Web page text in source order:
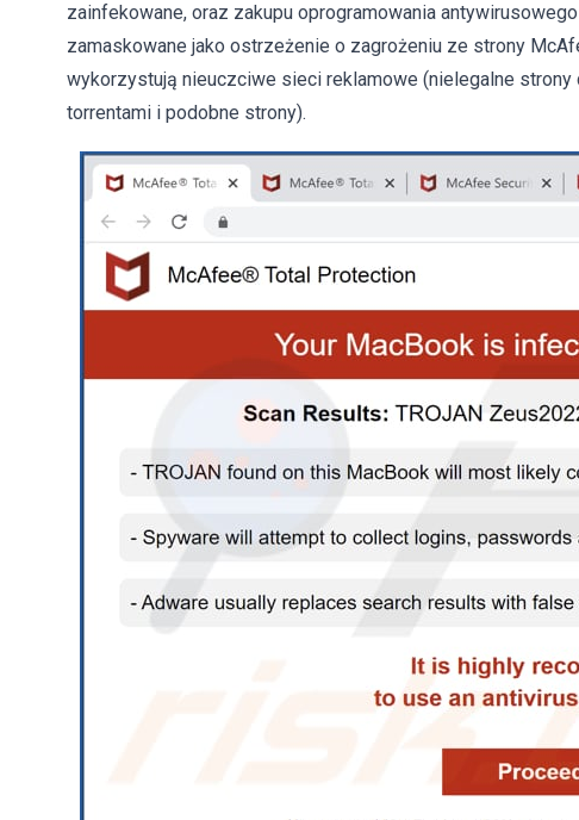
zainfekowane, oraz zakupu oprogramowania
zamaskowane jako ostrzeżenie o zagrożeniu ze strony
wykorzystują nieuczciwe sieci reklamowe (nielegalne
torrentami i podobne strony).